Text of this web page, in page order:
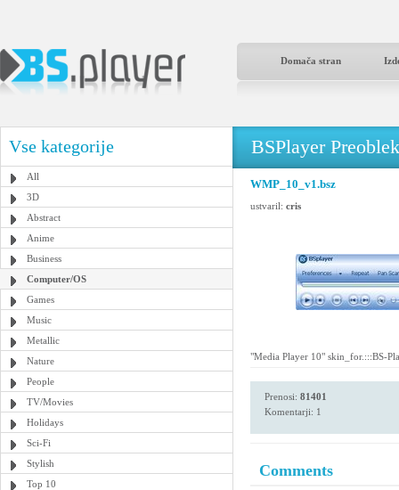
Domača stran
Vse kategorije
All
3D
Abstract
Anime
Business
Computer/OS
Games
Music
Metallic
Nature
People
TV/Movies
Holidays
Sci-Fi
Stylish
Top 10
BSPlayer
WMP_10_v1.bsz
ustvaril: cris
"Media Player 10" skin_for.:::BS-
Prenosi: 81401
Komentarji: 1
Comments